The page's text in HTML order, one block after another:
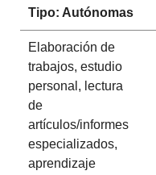
Tipo: Autónomas
Elaboración de
trabajos, estudio
personal, lectura
de
artículos/informes
especializados,
aprendizaje